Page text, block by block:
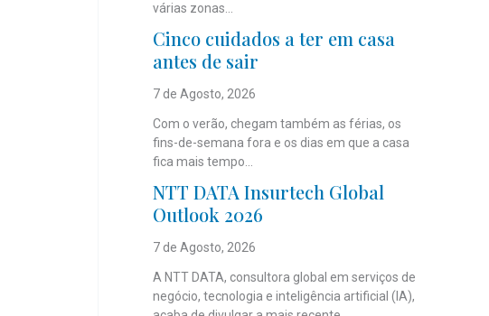
várias zonas...
Cinco cuidados a ter em casa
antes de sair
7 de Agosto, 2026
Com o verão, chegam também as férias, os
fins-de-semana fora e os dias em que a casa
fica mais tempo...
NTT DATA Insurtech Global
Outlook 2026
7 de Agosto, 2026
A NTT DATA, consultora global em serviços de
negócio, tecnologia e inteligência artificial (IA),